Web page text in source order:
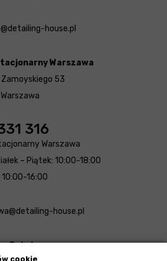
cookie
house.pl
Warszawa
Zamoyskiego 53
316
Warszawa
– Piątek: 10:00-18:00
16:00
house.pl
Rekcin